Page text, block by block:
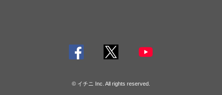
© イチニ Inc. All rights reserved.